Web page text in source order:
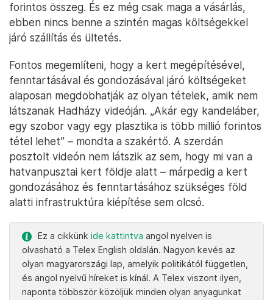
forintos összeg. És ez még csak maga a vásárlás,
ebben nincs benne a szintén magas költségekkel
járó szállítás és ültetés.
Fontos megemlíteni, hogy a kert megépítésével,
fenntartásával és gondozásával járó költségeket
alaposan megdobhatják az olyan tételek, amik nem
látszanak Hadházy videóján. „Akár egy kandeláber,
egy szobor vagy egy plasztika is több millió forintos
tétel lehet” – mondta a szakértő. A szerdán
posztolt videón nem látszik az sem, hogy mi van a
hatvanpusztai kert földje alatt – márpedig a kert
gondozásához és fenntartásához szükséges föld
alatti infrastruktúra kiépítése sem olcsó.
Ez a cikkünk ide kattintva angol nyelven is
olvasható a Telex English oldalán. Nagyon kevés az
olyan magyarországi lap, amelyik politikától független,
és angol nyelvű híreket is kínál. A Telex viszont ilyen,
naponta többször közöljük minden olyan anyagunkat